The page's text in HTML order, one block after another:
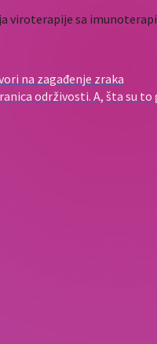
sa
na zagađenje zraka
održivosti. A, šta su